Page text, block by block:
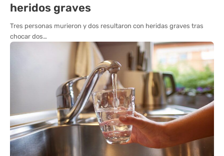
heridos graves
Tres personas murieron y dos resultaron con heridas graves tras
chocar dos…